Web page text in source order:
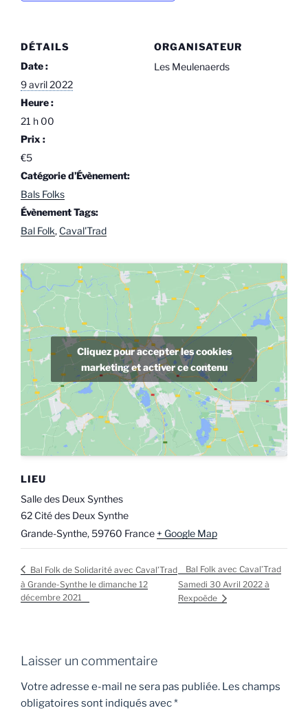
DÉTAILS
Date :
9 avril 2022
Heure :
21 h 00
Prix :
€5
Catégorie d’Évènement:
Bals Folks
Évènement Tags:
Bal Folk, Caval'Trad
ORGANISATEUR
Les Meulenaerds
LIEU
Salle des Deux Synthes
62 Cité des Deux Synthe
Grande-Synthe,59760 France + Google Map
Cliquez pour accepter les cookies
marketing et activer ce contenu
Bal Folk de Solidarité avec Caval’Trad
à Grande-Synthe le dimanche 12
décembre 2021
Bal Folk avec Caval’Trad
Samedi 30 Avril 2022 à
Rexpoëde
Laisser un commentaire
Votre adresse e-mail ne sera pas publiée. Les champs
obligatoires sont indiqués avec*